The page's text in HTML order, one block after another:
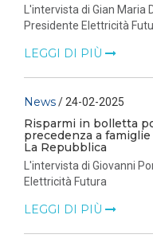
L'intervista di Gian Maria
Presidente Elettricità
LEGGI DI PIÙ
News/ 24-02-2025
Risparmi in bolletta
precedenza a
La Repubblica
L'intervista di Giovanni
Elettricità Futura
LEGGI DI PIÙ